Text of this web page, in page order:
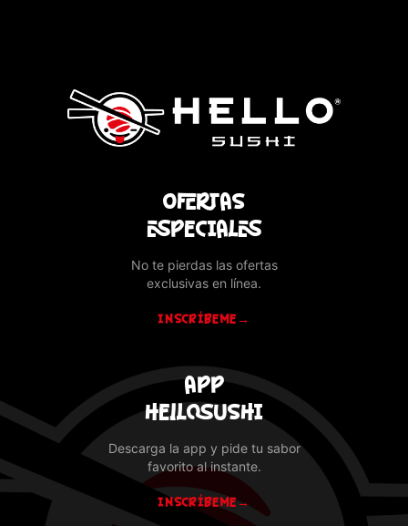
OFERTAS
ESPECIALES
No te pierdas las ofertas
exclusivas en línea.
INSCRÍBEME →
APP
HELLOSUSHI
Descarga la app y pide tu sabor
favorito al instante.
INSCRÍBEME→